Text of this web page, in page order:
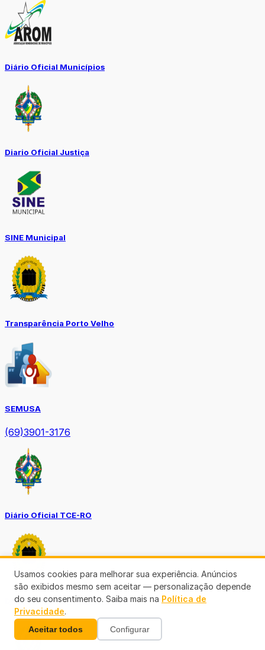
Diário Oficial Municípios
Diario Oficial Justiça
SINE Municipal
Transparência Porto Velho
SEMUSA
(69)3901-3176
Diário Oficial TCE-RO
Diário Prefeitura de Porto Velho
Usamos cookies para melhorar sua experiência. Anúncios
são exibidos mesmo sem aceitar — personalização depende
do seu consentimento. Saiba mais na Política de
Privacidade.
Aceitar todos Configurar